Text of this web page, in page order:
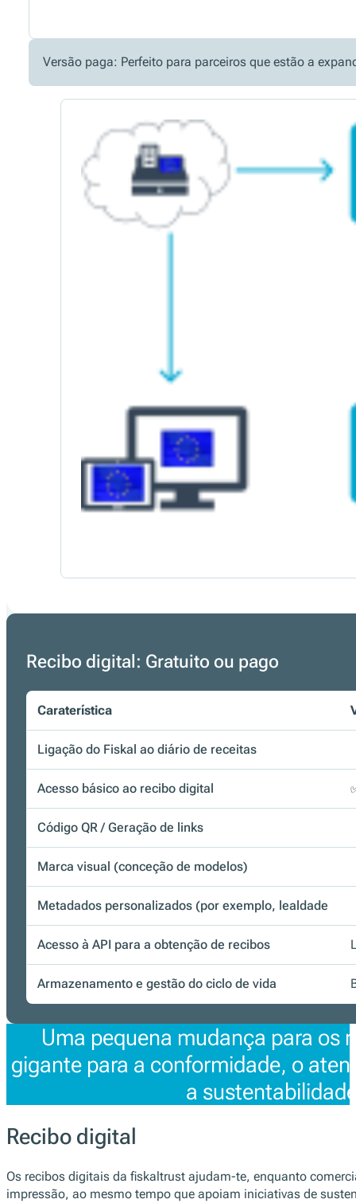
Versão paga: Perfeito para parceiros que estão a
Recibo digital: Gratuito ou pago
Caraterística
Ligação do Fiskal ao diário de receitas
Acesso básico ao recibo digital
Código QR / Geração de links
Marca visual (conceção de modelos)
Metadados personalizados (por exemplo, lealdade
Acesso à API para a obtenção de recibos
Armazenamento e gestão do ciclo de vida
Uma pequena mudança para os
gigante para a conformidade, o
a
Recibo digital
Os recibos digitais da fiskaltrust ajudam-te, enquanto
impressão, ao mesmo tempo que apoiam iniciativas de